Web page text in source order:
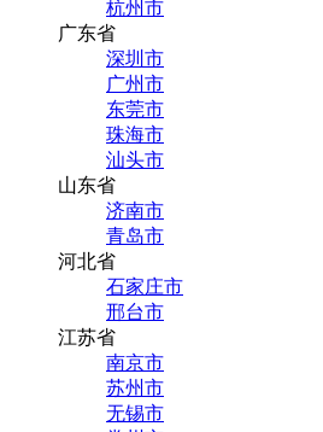
杭州市
广东省
深圳市
广州市
东莞市
珠海市
汕头市
山东省
济南市
青岛市
河北省
石家庄市
邢台市
江苏省
南京市
苏州市
无锡市